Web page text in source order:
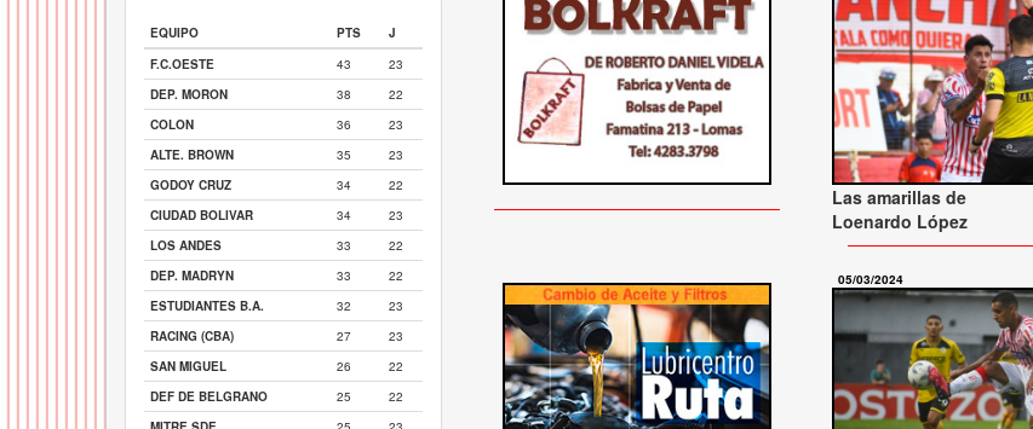
EQUIPO PTS
J
F.C.OESTE
43
23
DEP. MORON
38
22
COLON
36
23
ALTE. BROWN
35
23
GODOY CRUZ
34
22
CIUDAD BOLIVAR
34
23
LOS ANDES
33
22
DEP. MADRYN
33
22
ESTUDIANTES B.A.
32
23
RACING (CBA)
27
23
SAN MIGUEL
26
22
DEF DE BELGRANO
25
22
Las amarillas de
Loenardo López
05/03/2024